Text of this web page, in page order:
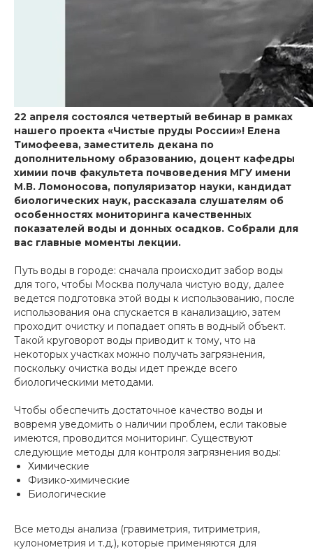
22 апреля состоялся четвертый вебинар в рамках
нашего проекта «Чистые пруды России»! Елена
Тимофеева, заместитель декана по
дополнительному образованию, доцент кафедры
химии почв факультета почвоведения МГУ имени
М.В. Ломоносова, популяризатор науки, кандидат
биологических наук, рассказала слушателям об
особенностях мониторинга качественных
показателей воды и донных осадков. Собрали для
вас главные моменты лекции.
Путь воды в городе: сначала происходит забор воды
для того, чтобы Москва получала чистую воду, далее
ведется подготовка этой воды к использованию, после
использования она спускается в канализацию, затем
проходит очистку и попадает опять в водный объект.
Такой круговорот воды приводит к тому, что на
некоторых участках можно получать загрязнения,
поскольку очистка воды идет прежде всего
биологическими методами.
Чтобы обеспечить достаточное качество воды и
вовремя уведомить о наличии проблем, если таковые
имеются, проводится мониторинг. Существуют
следующие методы для контроля загрязнения воды:
Химические
Физико-химические
Биологические
Все методы анализа (гравиметрия, титриметрия,
кулонометрия и т.д.), которые применяются для